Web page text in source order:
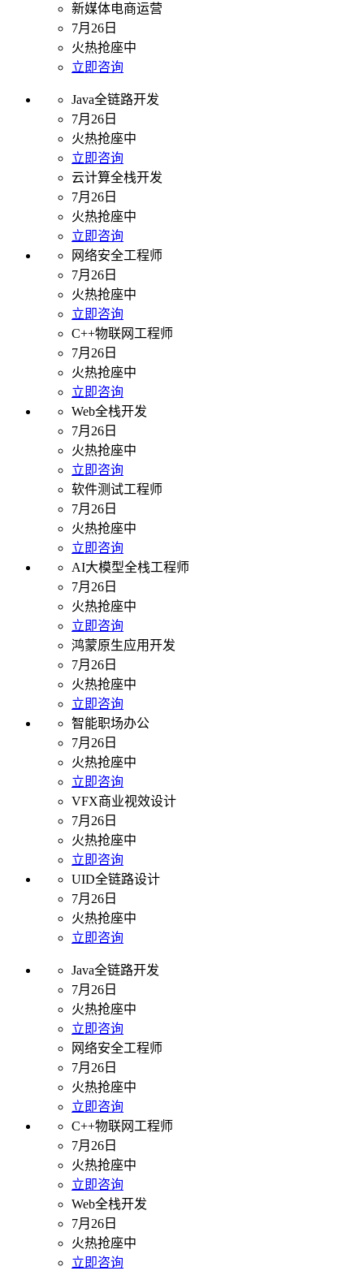
新媒体电商运营
7月26日
火热抢座中
立即咨询
Java全链路开发
7月26日
火热抢座中
立即咨询
云计算全栈开发
7月26日
火热抢座中
立即咨询
网络安全工程师
7月26日
火热抢座中
立即咨询
C++物联网工程师
7月26日
火热抢座中
立即咨询
Web全栈开发
7月26日
火热抢座中
立即咨询
软件测试工程师
7月26日
火热抢座中
立即咨询
AI大模型全栈工程师
7月26日
火热抢座中
立即咨询
鸿蒙原生应用开发
7月26日
火热抢座中
立即咨询
智能职场办公
7月26日
火热抢座中
立即咨询
VFX商业视效设计
7月26日
火热抢座中
立即咨询
UID全链路设计
7月26日
火热抢座中
立即咨询
Java全链路开发
7月26日
火热抢座中
立即咨询
网络安全工程师
7月26日
火热抢座中
立即咨询
C++物联网工程师
7月26日
火热抢座中
立即咨询
Web全栈开发
7月26日
火热抢座中
立即咨询